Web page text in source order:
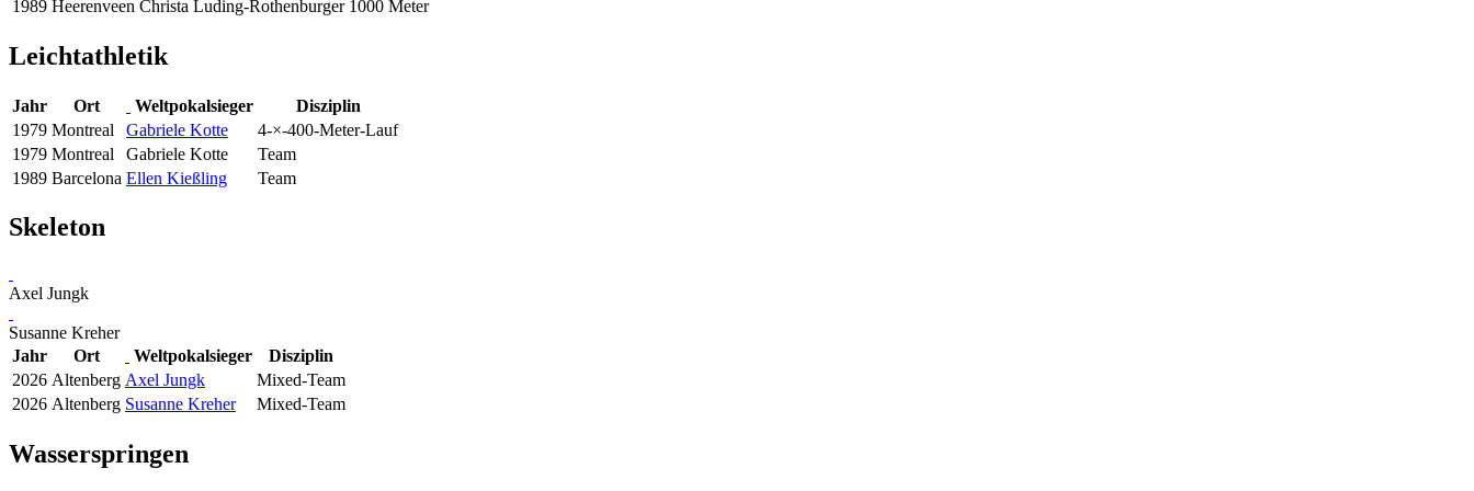
1989 Heerenveen Christa Luding-Rothenburger 1000 Meter
Leichtathletik
Jahr Ort Weltpokalsieger
Disziplin
1979 Montreal Gabriele Kotte
4-×-400-Meter-Lauf
1979 Montreal Gabriele Kotte
Team
1989 Barcelona Ellen Kießling Team
Skeleton
Axel Jungk
Susanne Kreher
Jahr
Ort Weltpokalsieger
Disziplin
2026 Altenberg Axel Jungk
Mixed-Team
2026 Altenberg Susanne Kreher Mixed-Team
Wasserspringen